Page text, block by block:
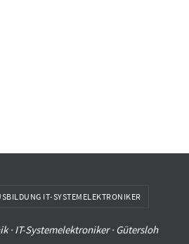
IT-SYSTEMELEKTRONIKER
· IT-Systemelektroniker · Gütersloh